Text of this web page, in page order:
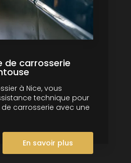
de carrosserie
à Nice, vous
technique pour
carrosserie avec une
En savoir plus